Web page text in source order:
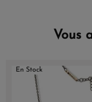
Vous
En Stock